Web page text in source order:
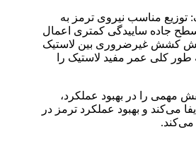
توزیع مناسب نیروی ترمز به
جاده ساییدگی کمتری اعمال
کشش غیرضروری بین لاستیک
کلی عمر مفید لاستیک را
مهمی را در بهبود عملکرد،
می‌کند و بهبود عملکرد ترمز در
می‌کند.